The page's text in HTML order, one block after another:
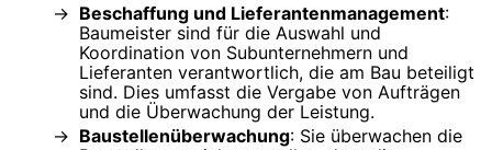
Beschaffung und Lieferantenmanagement:
Baumeister sind für die Auswahl und
Koordination von Subunternehmern und
Lieferanten verantwortlich, die am Bau beteiligt
sind. Dies umfasst die Vergabe von Aufträgen
und die Überwachung der Leistung.
Baustellenüberwachung: Sie überwachen die